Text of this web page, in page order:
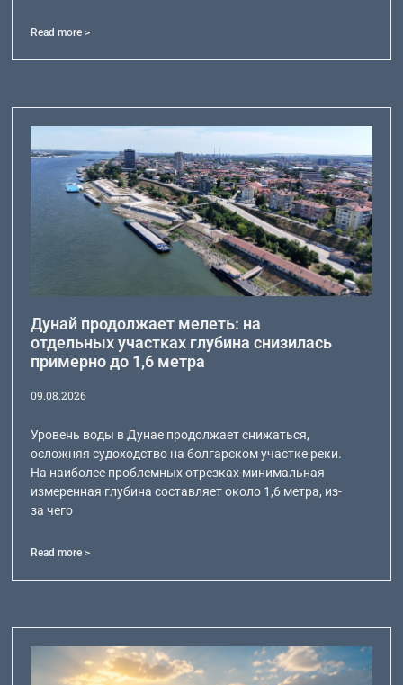
Read more >
Дунай продолжает мелеть: на
отдельных участках глубина снизилась
примерно до 1,6 метра
09.08.2026
Уровень воды в Дунае продолжает снижаться,
осложняя судоходство на болгарском участке реки.
На наиболее проблемных отрезках минимальная
измеренная глубина составляет около 1,6 метра, из-
за чего
Read more >